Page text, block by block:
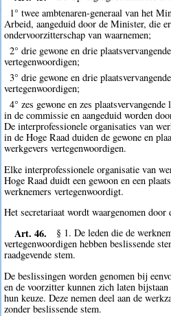
1° twee ambtenaren-generaal van het
Arbeid, aangeduid door de Minister, die
ondervoorzitterschap van waarnemen;
2° drie gewone en drie
vertegenwoordigen;
3° drie gewone en drie
vertegenwoordigen;
4° zes gewone en zes
in de commissie en aangeduid worden
De interprofessionele organisaties van
in de Hoge Raad duiden de gewone en
werkgevers vertegenwoordigen.
Elke interprofessionele organisatie van
Hoge Raad duidt een gewoon en een
werknemers vertegenwoordigt.
Het secretariaat wordt waargenomen door
Art. 46.
§ 1. De leden die de
vertegenwoordigen hebben beslissende
raadgevende stem.
De beslissingen worden genomen bij
en de voorzitter kunnen zich laten
hun keuze. Deze nemen deel aan de
zonder beslissende stem.